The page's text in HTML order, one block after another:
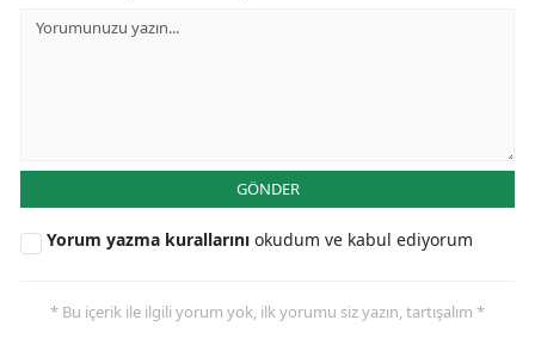
GÖNDER
Yorum yazma kurallarını okudum ve kabul ediyorum
* Bu içerik ile ilgili yorum yok, ilk yorumu siz yazın, tartışalım *